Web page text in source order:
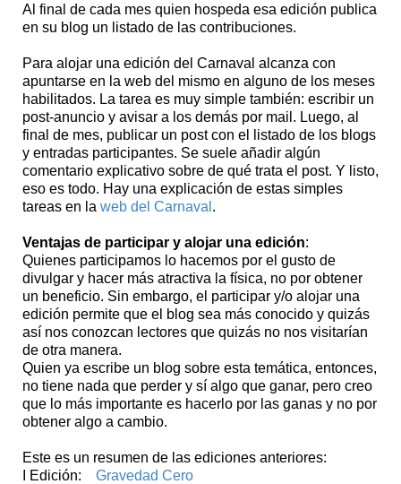
Al final de cada mes quien hospeda esa edición publica
en su blog un listado de las contribuciones.
Para alojar una edición del Carnaval alcanza con
apuntarse en la web del mismo en alguno de los meses
habilitados. La tarea es muy simple también: escribir un
post-anuncio y avisar a los demás por mail. Luego, al
final de mes, publicar un post con el listado de los blogs
y entradas participantes. Se suele añadir algún
comentario explicativo sobre de qué trata el post. Y listo,
eso es todo. Hay una explicación de estas simples
tareas en la web del Carnaval .
Ventajas de participar y alojar una edición:
Quienes participamos lo hacemos por el gusto de
divulgar y hacer más atractiva la física, no por obtener
un beneficio. Sin embargo, el participar y/o alojar una
edición permite que el blog sea más conocido y quizás
así nos conozcan lectores que quizás no nos visitarían
de otra manera.
Quien ya escribe un blog sobre esta temática, entonces,
no tiene nada que perder y sí algo que ganar, pero creo
que lo más importante es hacerlo por las ganas y no por
obtener algo a cambio.
Este es un resumen de las ediciones anteriores:
I Edición: Gravedad Cero